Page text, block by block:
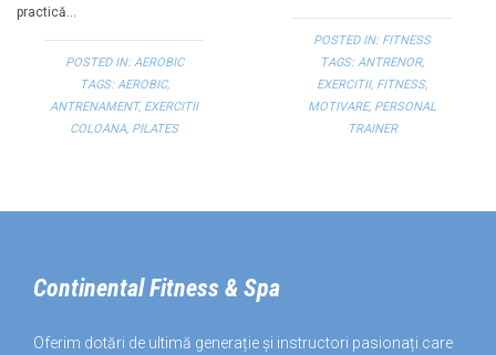
practică…
POSTED IN: AEROBIC
TAGS: AEROBIC,
ANTRENAMENT, EXERCITII
COLOANA, PILATES
POSTED IN: FITNESS
TAGS: ANTRENOR,
EXERCITII, FITNESS,
MOTIVARE, PERSONAL
TRAINER
Continental Fitness & Spa
Oferim dotări de ultimă generație și instructori pasionați care